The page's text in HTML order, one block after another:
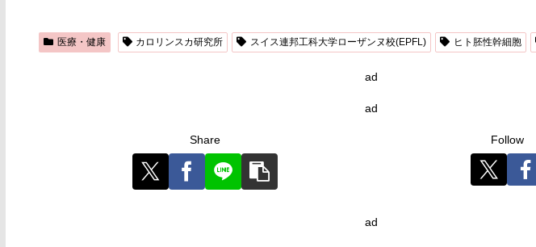
医療・健康 カロリンスカ研究所 スイス連邦工科大学ローザンヌ校(EPFL) ヒト胚性幹細胞
ad
ad
Share Follow
ad